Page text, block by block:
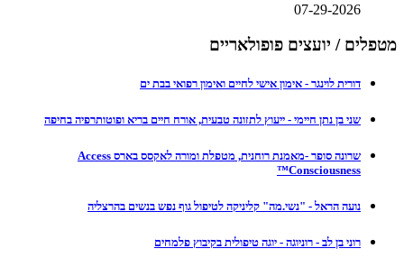
07-29-2026
מטפלים / יועצים פופולאריים
דורית לוינגר - אימון אישי לחיים ואימון רפואי בבת ים
שני בן נתן חיימי - ייעוץ לתזונה טבעית, אורח חיים בריא ופוטותרפיה בחיפה
שרונה סופר -מאמנת רוחנית, מטפלת ומורה לאקסס בארס Access
Consciousness™
נועה הראל - "נשי.מה" קליניקה לטיפול גוף נפש בנשים בהרצליה
רוני בן לב - רוניוגה - יוגה טיפולית בקיבוץ פלמחים